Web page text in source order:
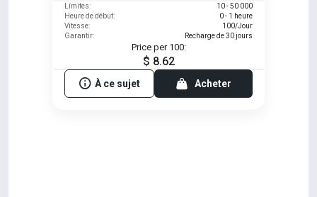
Límites:
10 - 50 000
Heure de début:
0 - 1 heure
Vitesse:
100/Jour
Garantir:
Recharge de 30 jours
Price per 100:
$ 8.62
À ce sujet Acheter